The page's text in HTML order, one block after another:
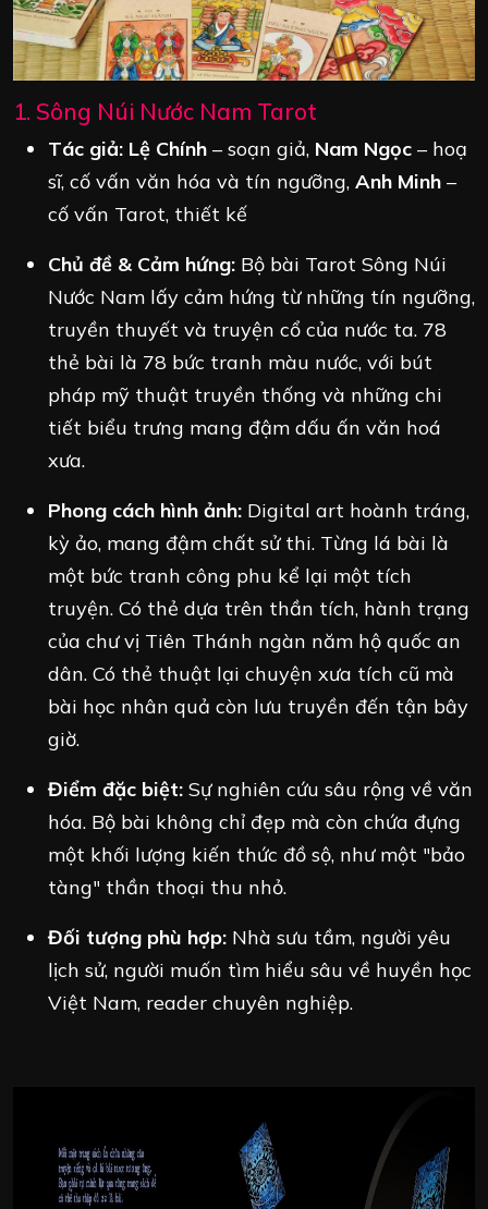
1. Sông Núi Nước Nam Tarot
Tác giả: Lệ Chính – soạn giả, Nam Ngọc – hoạ
sĩ, cố vấn văn hóa và tín ngưỡng, Anh Minh –
cố vấn Tarot, thiết kế
Chủ đề & Cảm hứng: Bộ bài Tarot Sông Núi
Nước Nam lấy cảm hứng từ những tín ngưỡng,
truyền thuyết và truyện cổ của nước ta. 78
thẻ bài là 78 bức tranh màu nước, với bút
pháp mỹ thuật truyền thống và những chi
tiết biểu trưng mang đậm dấu ấn văn hoá
xưa.
Phong cách hình ảnh: Digital art hoành tráng,
kỳ ảo, mang đậm chất sử thi. Từng lá bài là
một bức tranh công phu kể lại một tích
truyện. Có thẻ dựa trên thần tích, hành trạng
của chư vị Tiên Thánh ngàn năm hộ quốc an
dân. Có thẻ thuật lại chuyện xưa tích cũ mà
bài học nhân quả còn lưu truyền đến tận bây
giờ.
Điểm đặc biệt: Sự nghiên cứu sâu rộng về văn
hóa. Bộ bài không chỉ đẹp mà còn chứa đựng
một khối lượng kiến thức đồ sộ, như một "bảo
tàng" thần thoại thu nhỏ.
Đối tượng phù hợp: Nhà sưu tầm, người yêu
lịch sử, người muốn tìm hiểu sâu về huyền học
Việt Nam, reader chuyên nghiệp.